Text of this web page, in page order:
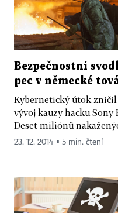
Bezpečnostní
pec v německé
Kybernetický útok zničil
vývoj kauzy hacku Sony
Deset miliónů
23. 12. 2014 ▪ 5 min. čtení